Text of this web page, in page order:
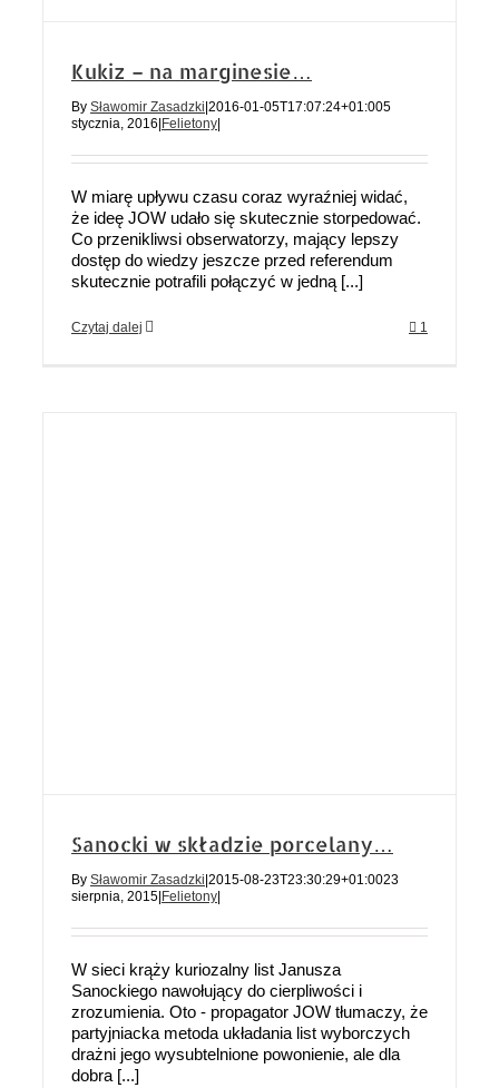
Kukiz – na marginesie…
By Sławomir Zasadzki 2016-01-05T17:07:24+01:005
stycznia, 2016 Felietony
W miarę upływu czasu coraz wyraźniej widać,
że ideę JOW udało się skutecznie storpedować.
Co przenikliwsi obserwatorzy, mający lepszy
dostęp do wiedzy jeszcze przed referendum
skutecznie potrafili połączyć w jedną [...]
Czytaj dalej 1
Sanocki w składzie porcelany…
By Sławomir Zasadzki 2015-08-23T23:30:29+01:0023
sierpnia, 2015 Felietony
W sieci krąży kuriozalny list Janusza
Sanockiego nawołujący do cierpliwości i
zrozumienia. Oto - propagator JOW tłumaczy, że
partyjniacka metoda układania list wyborczych
drażni jego wysubtelnione powonienie, ale dla
dobra [...]